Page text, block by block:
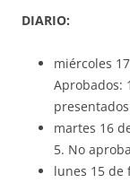
DIARIO:
miércoles
Aprobados:
martes 16
5. No
lunes 15 de